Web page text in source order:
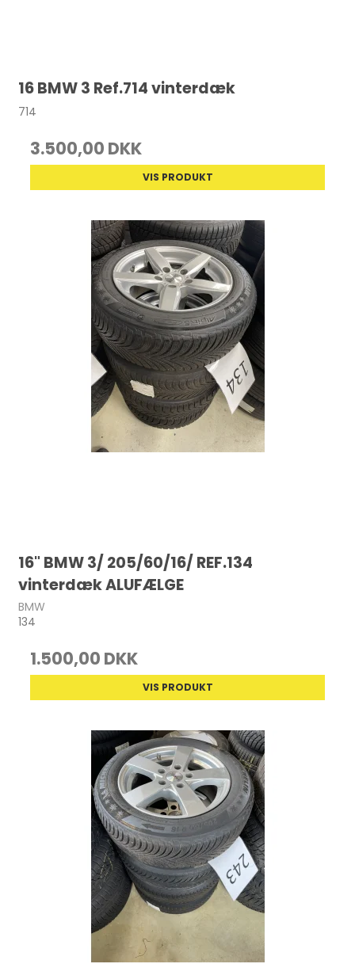
16 BMW 3 Ref.714 vinterdæk
714
3.500,00 DKK
VIS PRODUKT
16" BMW 3/ 205/60/16/ REF.134
vinterdæk ALUFÆLGE
BMW
134
1.500,00 DKK
VIS PRODUKT